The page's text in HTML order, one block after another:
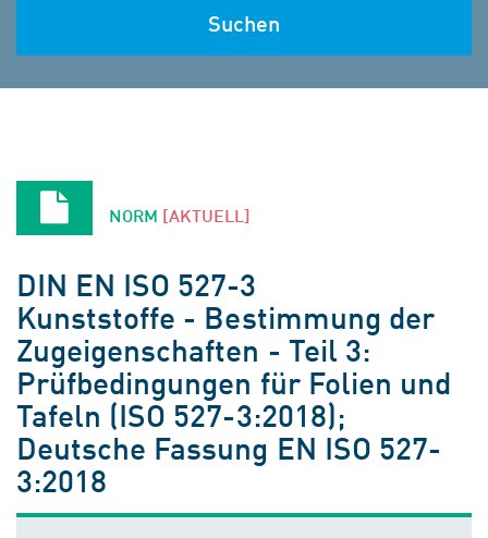
Suchen
NORM [AKTUELL]
DIN EN ISO 527-3
Kunststoffe - Bestimmung der
Zugeigenschaften - Teil 3:
Prüfbedingungen für Folien und
Tafeln (ISO 527-3:2018);
Deutsche Fassung EN ISO 527-
3:2018